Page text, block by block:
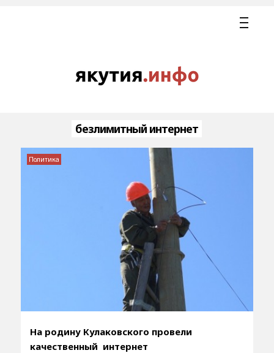
безлимитный интернет
На родину Кулаковского провели
качественный интернет
Политика